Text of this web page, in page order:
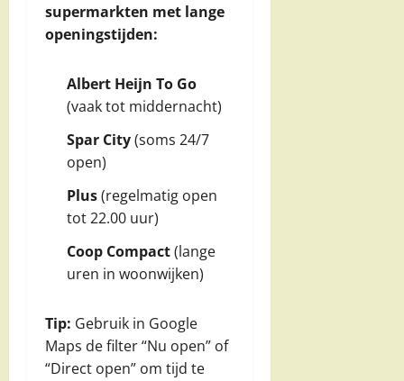
supermarkten met lange
openingstijden:
Albert Heijn To Go
(vaak tot middernacht)
Spar City(soms 24/7
open)
Plus(regelmatig open
tot 22.00 uur)
Coop Compact(lange
uren in woonwijken)
Tip: Gebruik in Google
Maps de filter “Nu open” of
“Direct open” om tijd te